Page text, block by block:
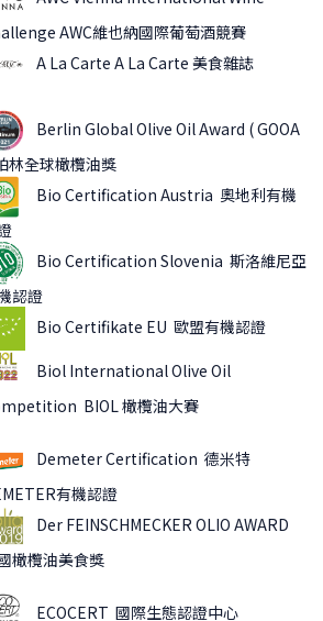
AWC維也納國際葡萄酒競賽
A La Carte A La Carte 美食雜誌
Berlin Global Olive Oil Award ( GOOA
林全球橄欖油獎
Bio Certification Austria 奧地利有機
Bio Certification Slovenia 斯洛維尼亞
認證
Bio Certifikate EU 歐盟有機認證
Biol International Olive Oil
BIOL 橄欖油大賽
Demeter Certification 德米特
有機認證
Der FEINSCHMECKER OLIO AWARD
橄欖油美食獎
ECOCERT 國際生態認證中心